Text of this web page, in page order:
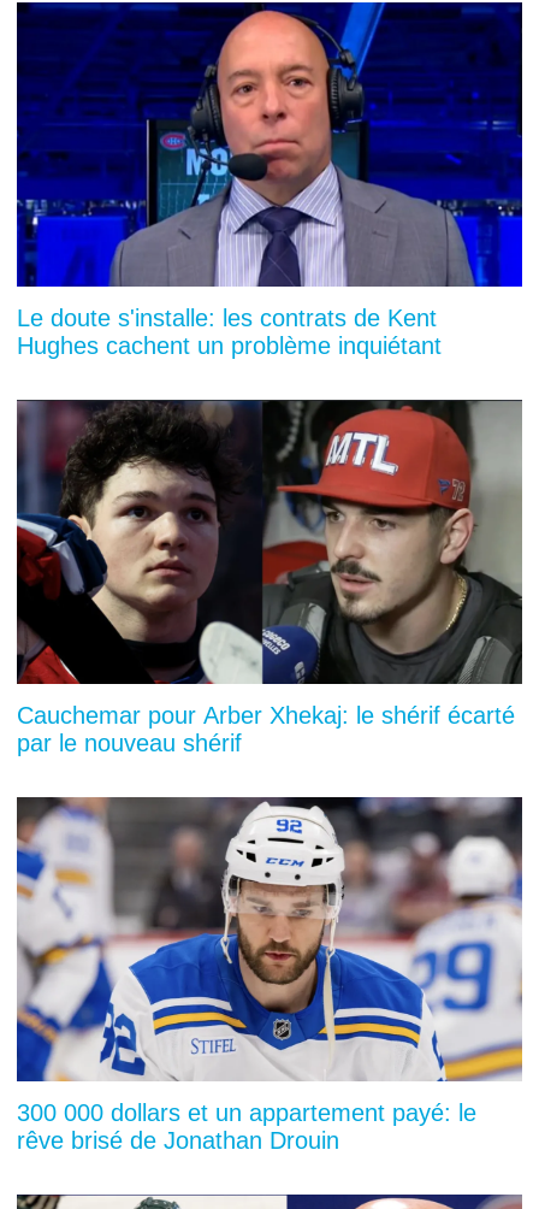
Le doute s'installe: les contrats de Kent
Hughes cachent un problème inquiétant
Cauchemar pour Arber Xhekaj: le shérif écarté
par le nouveau shérif
300 000 dollars et un appartement payé: le
rêve brisé de Jonathan Drouin